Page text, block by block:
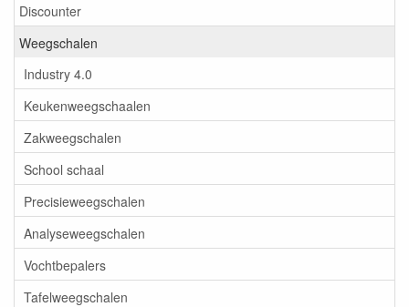
Discounter
Weegschalen
Industry 4.0
Keukenweegschaalen
Zakweegschalen
School schaal
Precisieweegschalen
Analyseweegschalen
Vochtbepalers
Tafelweegschalen